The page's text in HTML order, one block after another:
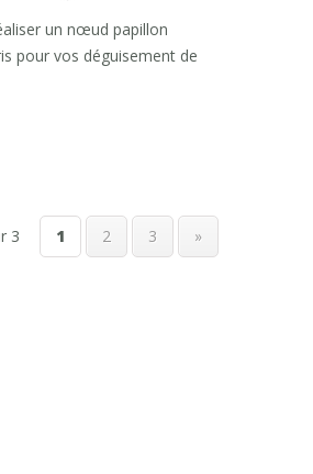
un nœud papillon
pour vos déguisement de
3 1 2 3 »